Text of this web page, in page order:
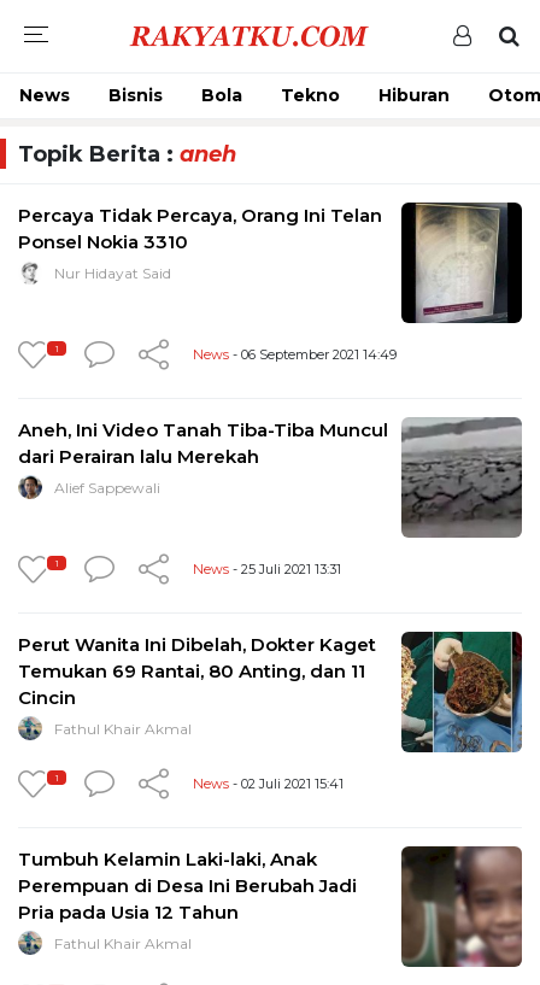
News Bisnis Bola Tekno Hiburan
Topik Berita : aneh
Percaya Tidak Percaya, Orang Ini Telan
Ponsel Nokia 3310
Nur Hidayat Said
1 News - 06 September 2021 14:49
Aneh, Ini Video Tanah Tiba-Tiba Muncul
dari Perairan lalu Merekah
Alief Sappewali
1 News - 25 Juli 2021 13:31
Perut Wanita Ini Dibelah, Dokter Kaget
Temukan 69 Rantai, 80 Anting, dan 11
Cincin
Fathul Khair Akmal
1 News - 02 Juli 2021 15:41
Tumbuh Kelamin Laki-laki, Anak
Perempuan di Desa Ini Berubah Jadi
Pria pada Usia 12 Tahun
Fathul Khair Akmal